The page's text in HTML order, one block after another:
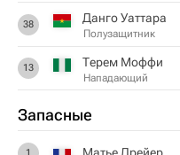
38 Данго Уаттара
Полузащитник
13 Терем Моффи
Нападающий
Запасные
1